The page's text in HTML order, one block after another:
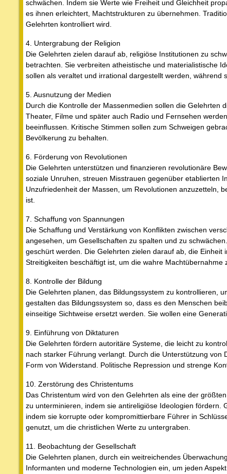
schwächen. Indem sie Werte wie Freiheit und Gleichheit
es ihnen erleichtert, Machtstrukturen zu übernehmen.
Gelehrten kontrolliert wird.
4. Untergrabung der Religion
Die Gelehrten zielen darauf ab, religiöse Institutionen zu
betrachten. Sie verbreiten atheistische und materialistische
sollen als veraltet und irrational dargestellt werden,
5. Ausnutzung der Medien
Durch die Kontrolle der Massenmedien sollen die Gelehrten
Theater, Filme und später auch Radio und Fernsehen
beeinflussen. Kritische Stimmen sollen zum Schweigen
Bevölkerung zu behalten.
6. Förderung von Revolutionen
Die Gelehrten unterstützen und finanzieren revolutionäre
soziale Unruhen, streuen Misstrauen gegenüber etablierten
Unzufriedenheit der Massen, um Revolutionen anzuzetteln,
ist.
7. Schaffung von Spannungen
Die Schaffung und Verstärkung von Konflikten zwischen
angesehen, um Gesellschaften zu spalten und zu
geschürt werden. Die Gelehrten zielen darauf ab, die
Streitigkeiten beschäftigt ist, um die wahre Machtübernahme
8. Kontrolle der Bildung
Die Gelehrten planen, das Bildungssystem zu kontrollieren,
gestalten das Bildungssystem so, dass es den Menschen
einseitige Sichtweise ersetzt werden. Sie wollen eine
9. Einführung von Diktaturen
Die Gelehrten fördern autoritäre Systeme, die leicht zu
nach starker Führung verlangt. Durch die Unterstützung
Form von Widerstand. Politische Repression und strenge
10. Zerstörung des Christentums
Das Christentum wird von den Gelehrten als eine der
zu unterminieren, indem sie antireligiöse Ideologien fördern.
indem sie korrupte oder kompromittierbare Führer in
genutzt, um die christlichen Werte zu untergraben.
11. Beobachtung der Gesellschaft
Die Gelehrten planen, durch ein weitreichendes
Informanten und moderne Technologien ein, um jeden